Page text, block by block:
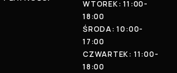
WTOREK: 11:00-
18:00
ŚRODA: 10:00-
17:00
CZWARTEK: 11:00-
18:00